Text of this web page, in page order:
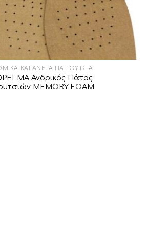
ΚΑΙ ΆΝΕΤΑ ΠΑΠΟΎΤΣΙΑ
Ανδρικός Πάτος
MEMORY FOAM